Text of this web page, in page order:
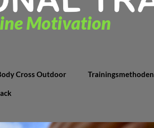
Motivation
Cross Outdoor Trainingsmethoden